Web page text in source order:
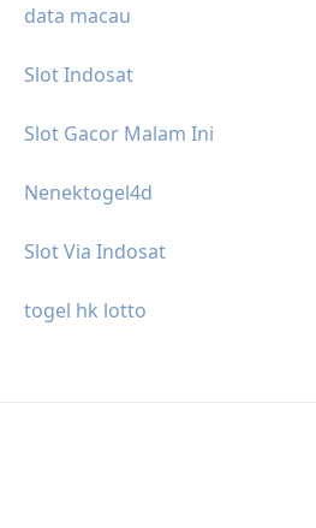
data macau
Slot Indosat
Slot Gacor Malam Ini
Nenektogel4d
Slot Via Indosat
togel hk lotto